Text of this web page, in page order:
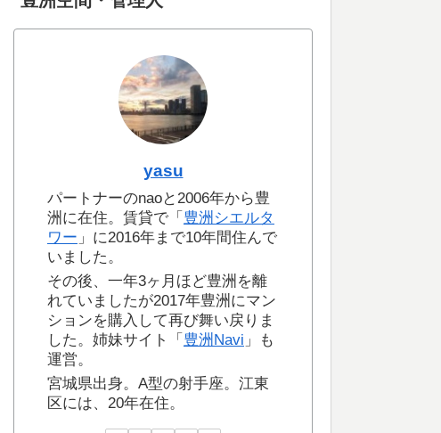
yasu
パートナーのnaoと2006年から豊
洲に在住。賃貸で「 豊洲シエルタ
ワー 」に2016年まで10年間住んで
いました。
その後、一年3ヶ月ほど豊洲を離
れていましたが2017年豊洲にマン
ションを購入して再び舞い戻りま
した。姉妹サイト「 豊洲Navi 」も
運営。
宮城県出身。A型の射手座。江東
区には、20年在住。